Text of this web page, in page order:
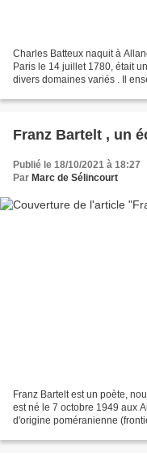
Charles Batteux naquit à
Paris le 14 juillet 1780, était
divers domaines variés . Il
Franz Bartelt , un
Publié le 18/10/2021 à 18:27
Par Marc de Sélincourt
Franz Bartelt est un poète,
est né le 7 octobre 1949 aux
d'origine poméranienne